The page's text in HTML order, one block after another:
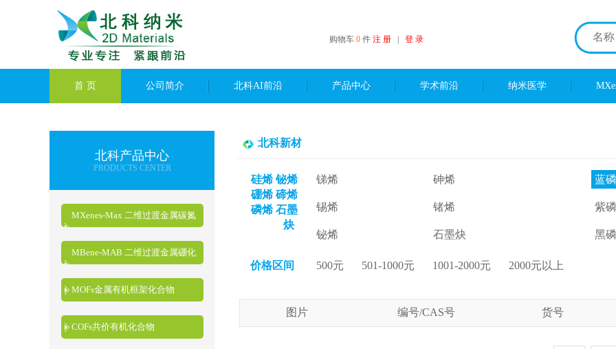
购物车 0 件 注 册 登 录
首 页 公司简介 北科AI前沿 产品中心 学术前沿 纳米医学
北科产品中心
PRODUCTS CENTER
MXenes-Max 二维过渡金属碳氮
化物
MBene-MAB 二维过渡金属硼化
物
MOFs金属有机框架化合物
COFs共价有机化合物
北科新材
硅烯 铋烯
硼烯 碲烯
磷烯 石墨
炔
锑烯 砷烯 蓝
锡烯 锗烯 紫
铋烯 石墨炔 黑
价格区间 500元 501-1000元 1001-2000元 2000元以上
图片 编号/CAS号 货号